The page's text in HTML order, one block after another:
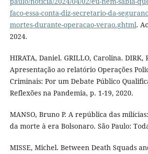
faco-essa-conta-diz-secretario-da-
mortes-durante-operacao-verao.ghtml.
2024.
HIRATA, Daniel. GRILLO, Carolina. DIRK,
Apresentação ao relatório Operações
Criminais: Por um Debate Público
Reflexões na Pandemia, p. 1-19, 2020.
MANSO, Bruno P. A república das
da morte à era Bolsonaro. São Paulo:
MISSE, Michel. Between Death Squads